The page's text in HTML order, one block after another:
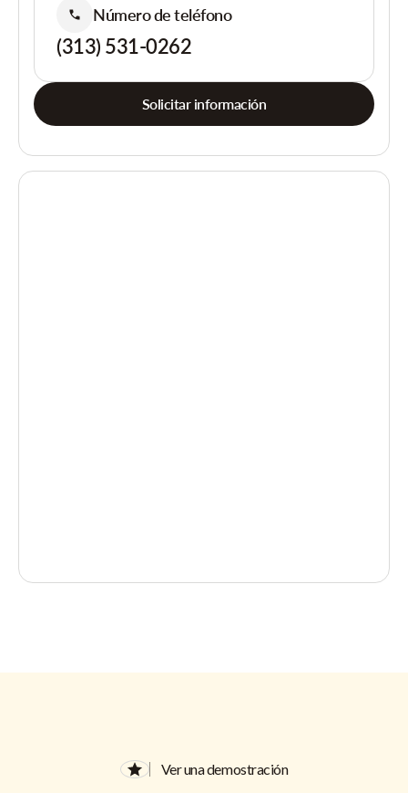
Número de teléfono
(313) 531-0262
Solicitar información
Ver una demostración